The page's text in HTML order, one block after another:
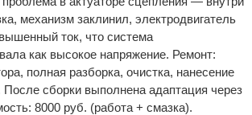
механизм заклинил, электродвигатель
ток, что система
как высокое напряжение. Ремонт:
полная разборка, очистка, нанесение
После сборки выполнена адаптация через
8000 руб. (работа + смазка).